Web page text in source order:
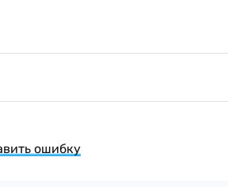
ошибку